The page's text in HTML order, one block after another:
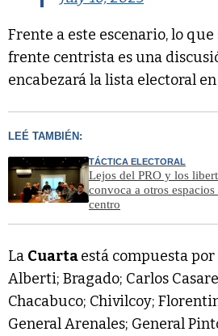
Frente a este escenario, lo
frente centrista es una
encabezará la lista electoral
LEÉ TAMBIÉN:
TÁCTICA ELECTORAL
Lejos del PRO y los
convoca a otros
centro
La Cuartaestá compuesta por
Alberti; Bragado; Carlos
Chacabuco; Chivilcoy;
General Arenales; General